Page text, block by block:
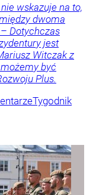
wskazuje na to,
dwoma
Dotychczas
jest
Witczak z
być
Plus.
Tygodnik